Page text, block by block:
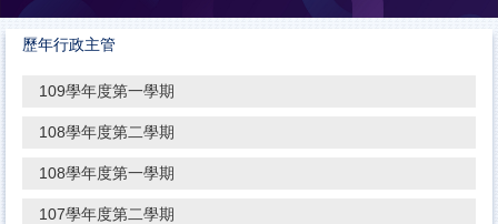
歷年行政主管
109學年度第一學期
108學年度第二學期
108學年度第一學期
107學年度第二學期